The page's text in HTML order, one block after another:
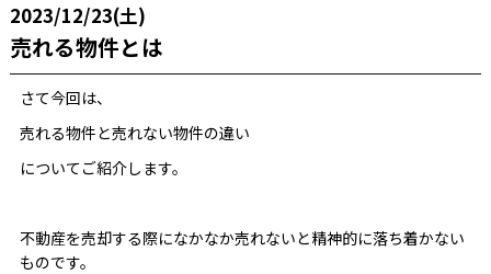
2023/12/23(土)
売れる物件とは
さて今回は、
売れる物件と売れない物件の違い
についてご紹介します。
不動産を売却する際になかなか売れないと精神的に落ち着かない
ものです。